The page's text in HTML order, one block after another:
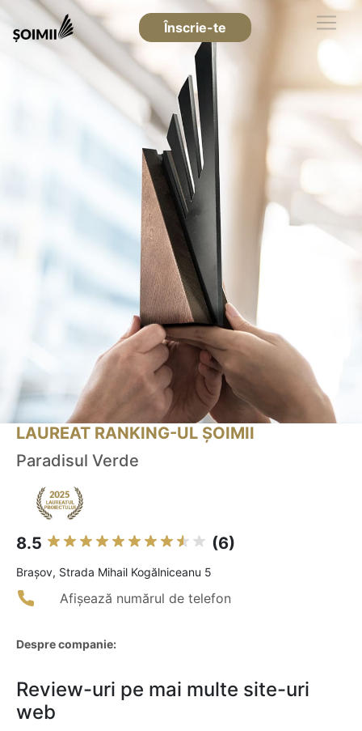
Înscrie-te
LAUREAT RANKING-UL ȘOIMII
Paradisul Verde
8.5 (6)
Braşov, Strada Mihail Kogălniceanu 5
Afișează numărul de telefon
Despre companie:
Review-uri pe mai multe site-uri
web